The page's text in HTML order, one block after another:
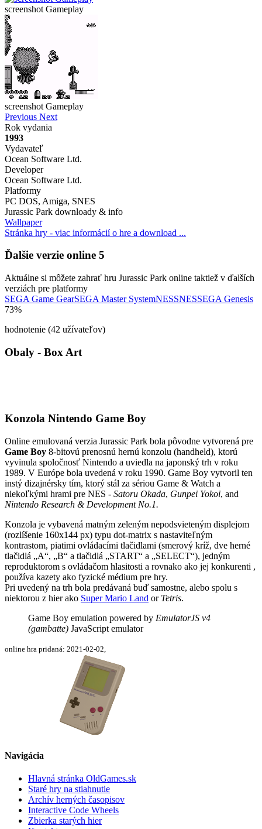
screenshot Gameplay
screenshot Gameplay
Previous Next
Rok vydania
1993
Vydavateľ
Ocean Software Ltd.
Developer
Ocean Software Ltd.
Platformy
PC DOS, Amiga, SNES
Jurassic Park downloady & info
Wallpaper
Stránka hry - viac informácií o hre a download ...
Ďalšie verzie online 5
Aktuálne si môžete zahrať hru Jurassic Park online taktiež v ďalších
verziách pre platformy
SEGA Game GearSEGA Master SystemNESSNESSEGA Genesis
73%
hodnotenie (42 užívateľov)
Obaly - Box Art
Konzola Nintendo Game Boy
Online emulovaná verzia Jurassic Park bola pôvodne vytvorená pre
Game Boy 8-bitovú prenosnú hernú konzolu (handheld), ktorú
vyvinula spoločnosť Nintendo a uviedla na japonský trh v roku
1989. V Európe bola uvedená v roku 1990. Game Boy vytvoril ten
instý dizajnérsky tím, ktorý stál za sériou Game & Watch a
niekoľkými hrami pre NES - Satoru Okada, Gunpei Yokoi, and
Nintendo Research & Development No.1.
Konzola je vybavená matným zeleným nepodsvieteným displejom
(rozlíšenie 160x144 px) typu dot-matrix s nastaviteľným
kontrastom, piatimi ovládacími tlačidlami (smerový kríž, dve herné
tlačidlá „A“, „B“ a tlačidlá „START“ a „SELECT“), jedným
reproduktorom s ovládačom hlasitosti a rovnako ako jej konkurenti ,
používa kazety ako fyzické médium pre hry.
Pri uvedený na trh bola predávaná buď samostne, alebo spolu s
niektorou z hier ako Super Mario Land or Tetris.
Game Boy emulation powered by EmulatorJS v4
(gambatte) JavaScript emulator
online hra pridaná: 2021-02-02,
Navigácia
Hlavná stránka OldGames.sk
Staré hry na stiahnutie
Archív herných časopisov
Interactive Code Wheels
Zbierka starých hier